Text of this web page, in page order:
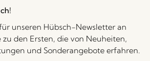
unseren Hübsch-Newsletter an
zu den Ersten, die von Neuheiten,
und Sonderangebote erfahren.